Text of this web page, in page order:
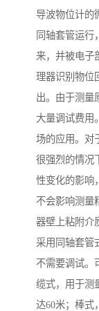
导波物位计的
同轴套管运行
来，并被电子
理器识别物位
出。由于测量
大量调试费用
场的应用。对
很强烈的情况
性变化的影响
不会影响测量
器壁上粘附介
采用同轴套管
不需要调试。
缆式，用于测
达60米；棒式